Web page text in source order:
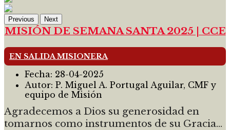
Previous Next
MISIÓN DE SEMANA SANTA 2025 | CCE
EN SALIDA MISIONERA
Fecha: 28-04-2025
Autor: P. Miguel A. Portugal Aguilar, CMF y
equipo de Misión
Agradecemos a Dios su generosidad en
tomarnos como instrumentos de su Gracia...